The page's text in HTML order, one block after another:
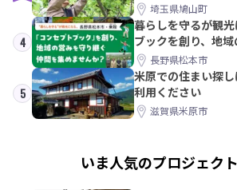
PRメンバー募集！
埼玉県鳩山町
4
暮らしを守るが観
ブックを創り、地
間を集めませんか？
長野県松本市
5
米原での住まい探
利用ください
滋賀県米原市
いま人気のプロジェク